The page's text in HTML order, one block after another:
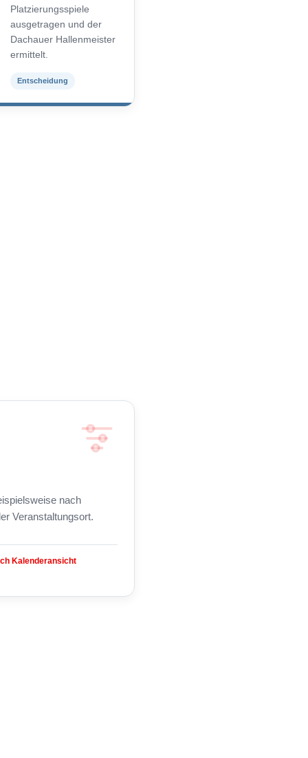
Platzierungsspiele
ausgetragen und der
Dachauer Hallenmeister
ermittelt.
Entscheidung
nach
Veranstaltungsort.
Kalenderansicht